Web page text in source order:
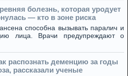
болезнь, которая уродует
— кто в зоне риска
способна вызывать паралич и
лица. Врачи предупреждают о
распознать деменцию за годы
рассказали ученые